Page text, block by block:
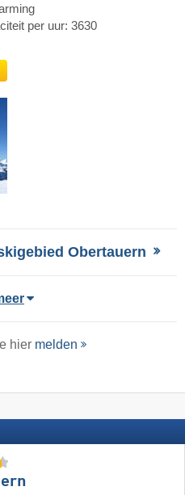
per uur: 3630
Obertauern
hier melden